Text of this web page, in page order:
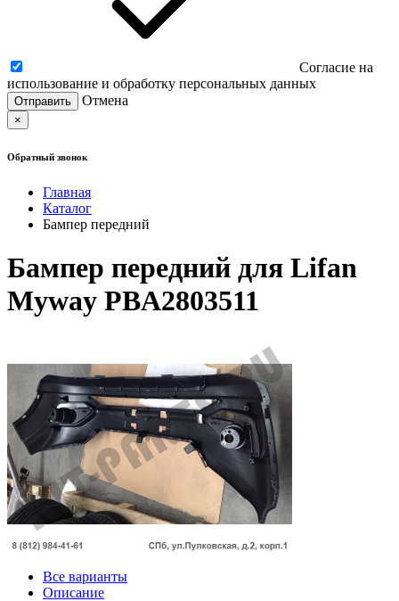
Согласие на
использование и обработку персональных данных
Отмена
×
Обратный звонок
Главная
Каталог
Бампер передний
Бампер передний для Lifan
Myway PBA2803511
Все варианты
Описание